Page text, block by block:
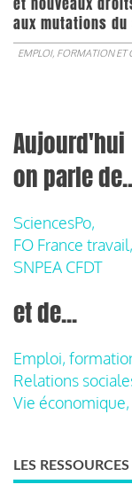
aux mutations
EMPLOI, FORMATION ET
Aujourd'hui
on parle
SciencesPo,
FO France travail,
SNPEA CFDT
et de...
Emploi,
Relations
Vie
LES RESSOURCES